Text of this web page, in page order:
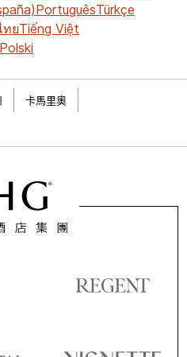
PortuguêsTürkçe
ทยTiếng Việt
Polski
卡馬里奧